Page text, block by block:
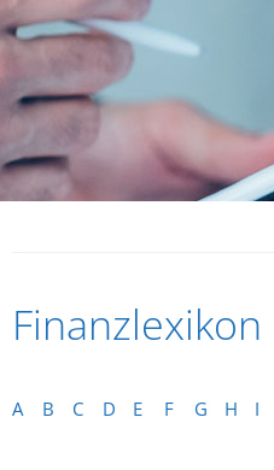
Finanzlexikon
A B C D E F G H I